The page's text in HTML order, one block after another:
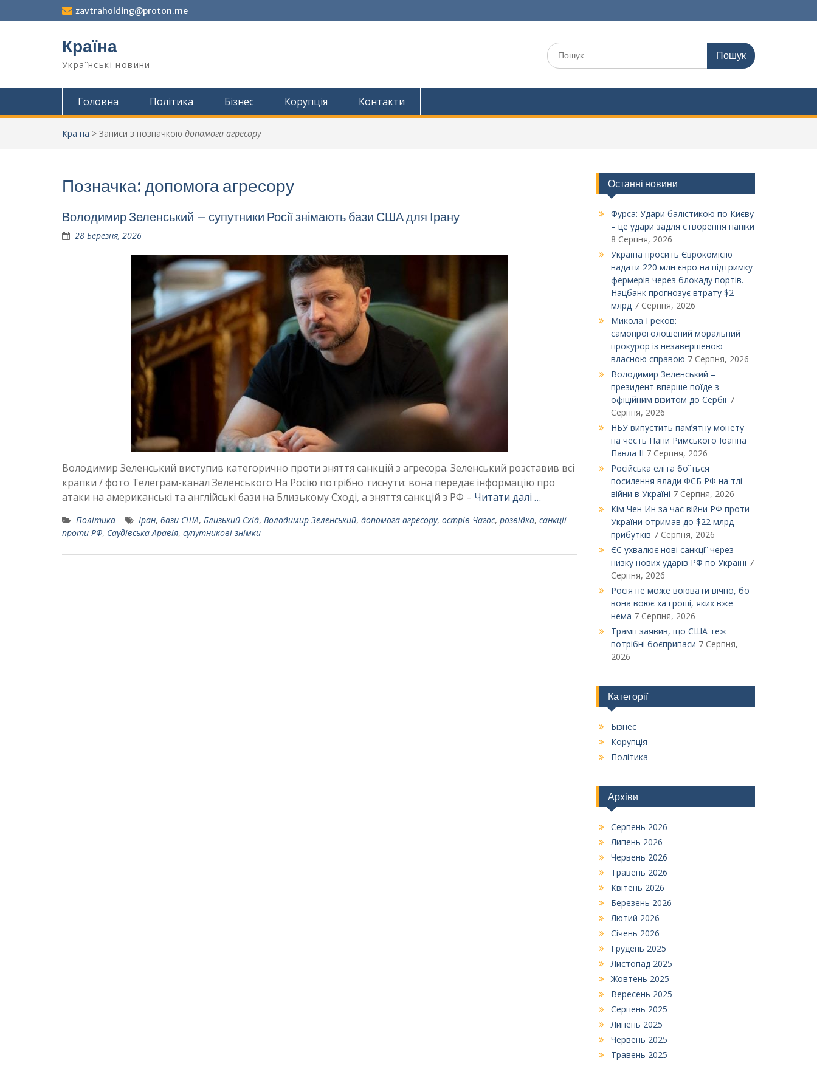
до
zavtraholding@proton.me
Країна
Українські новини
Шукати:
Головна Політика Бізнес Корупція Контакти
Країна > Записи з позначкою допомога агресору
Позначка:допомога агресору
Володимир Зеленський – супутники Росії знімають бази США для Ірану
28 Березня, 2026
Володимир Зеленський виступив категорично проти зняття санкцій з агресора. Зеленський розставив всі
крапки / фото Телеграм-канал Зеленського На Росію потрібно тиснути: вона передає інформацію про
атаки на американські та англійські бази на Близькому Сході, а зняття санкцій з РФ – Читати далі …
Політика Іран, бази США, Близький Схід, Володимир Зеленський, допомога агресору, острів Чагос, розвідка, санкції
проти РФ, Саудівська Аравія, супутникові знімки
Останні новини
Фурса: Удари балістикою по Києву
– це удари задля створення паніки
8 Серпня, 2026
Україна просить Єврокомісію
надати 220 млн євро на підтримку
фермерів через блокаду портів.
Нацбанк прогнозує втрату $2
млрд 7 Серпня, 2026
Микола Греков:
самопроголошений моральний
прокурор із незавершеною
власною справою 7 Серпня, 2026
Володимир Зеленський –
президент вперше поїде з
офіційним візитом до Сербії 7
Серпня, 2026
НБУ випустить памʼятну монету
на честь Папи Римського Іоанна
Павла ІІ 7 Серпня, 2026
Російська еліта боїться
посилення влади ФСБ РФ на тлі
війни в Україні 7 Серпня, 2026
Кім Чен Ин за час війни РФ проти
України отримав до $22 млрд
прибутків 7 Серпня, 2026
ЄС ухвалює нові санкції через
низку нових ударів РФ по Україні 7
Серпня, 2026
Росія не може воювати вічно, бо
вона воює ха гроші, яких вже
нема 7 Серпня, 2026
Трамп заявив, що США теж
потрібні боєприпаси 7 Серпня,
2026
Категорії
Бізнес
Корупція
Політика
Архіви
Серпень 2026
Липень 2026
Червень 2026
Травень 2026
Квітень 2026
Березень 2026
Лютий 2026
Січень 2026
Грудень 2025
Листопад 2025
Жовтень 2025
Вересень 2025
Серпень 2025
Липень 2025
Червень 2025
Травень 2025